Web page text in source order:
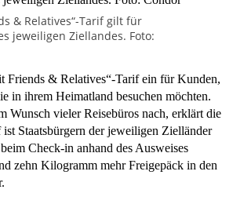
& Relatives“-Tarif gilt für
jeweiligen Ziellandes. Foto:
Friends & Relatives“-Tarif ein für Kunden,
in ihrem Heimatland besuchen möchten.
Wunsch vieler Reisebüros nach, erklärt die
Staatsbürgern der jeweiligen Zielländer
Check-in anhand des Ausweises
zehn Kilogramm mehr Freigepäck in den